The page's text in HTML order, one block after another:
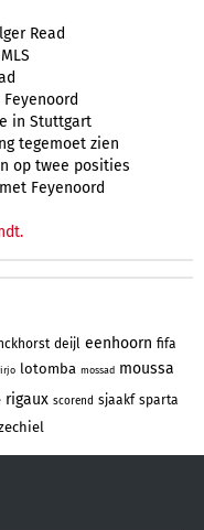
Read
in Stuttgart
tegemoet zien
op twee posities
Feyenoord
deijl eenhoorn fifa
lotomba mossad moussa
rigaux scorend sjaakf sparta